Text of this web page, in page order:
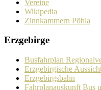
Vereine
Wikipedia
Zinnkammern Pöhla
Erzgebirge
Busfahrplan
Erzgebirgische
Erzgebirgsbahn
Fahrplanauskunft Bus